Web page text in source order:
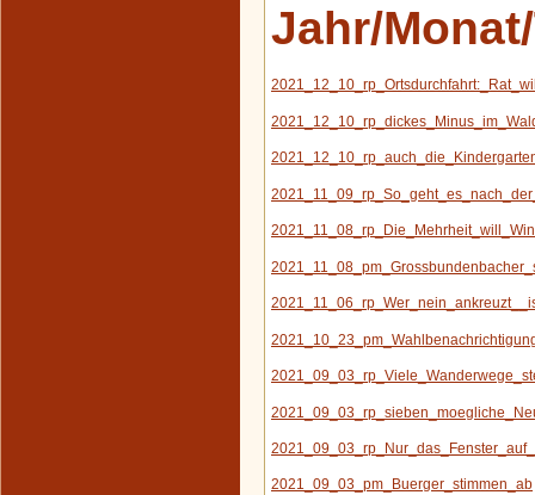
Jahr/
2021_09_03_pm_Buerger_stimmen_ab